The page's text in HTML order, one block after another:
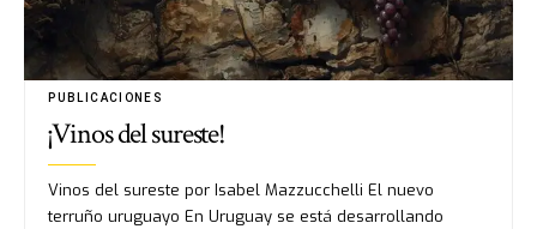
PUBLICACIONES
¡Vinos del sureste!
Vinos del sureste por Isabel Mazzucchelli El nuevo
terruño uruguayo En Uruguay se está desarrollando